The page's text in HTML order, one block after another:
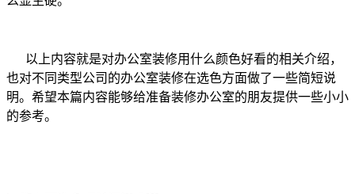
以上内容就是对办公室装修用什么颜色好看的相关介绍，
也对不同类型公司的办公室装修在选色方面做了一些简短说
明。希望本篇内容能够给准备装修办公室的朋友提供一些小小
的参考。